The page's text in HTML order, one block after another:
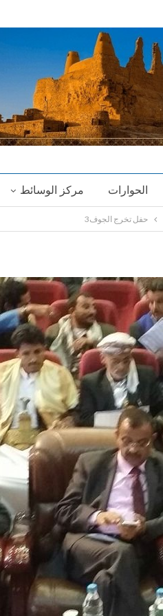
الحوارات مركز الوسائط
حفل تخرج الجوف3